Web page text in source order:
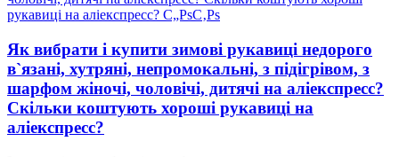
Як вибрати і купити зимові рукавиці недорого
в`язані, хутряні, непромокальні, з підігрівом, з
шарфом жіночі, чоловічі, дитячі на аліекспресс?
Скільки коштують хороші рукавиці на
аліекспресс?